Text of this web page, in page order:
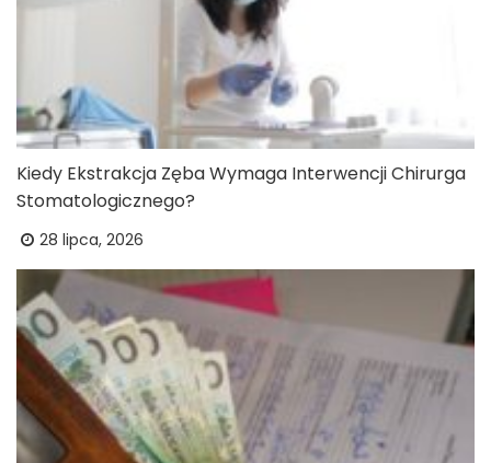
Kiedy Ekstrakcja Zęba Wymaga Interwencji Chirurga
Stomatologicznego?
28 lipca, 2026